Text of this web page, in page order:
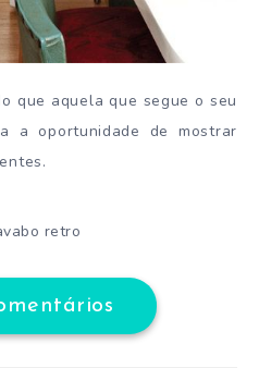
que aquela que segue o seu
a oportunidade de mostrar
retro